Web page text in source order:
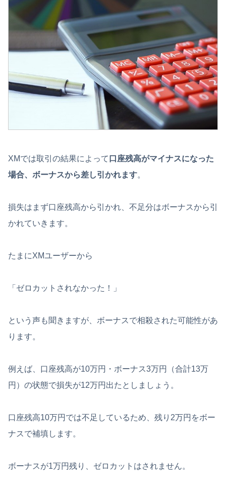
XMでは取引の結果によって 口座残高がマイナスになった
場合、ボーナスから差し引かれます。
損失はまず口座残高から引かれ、不足分はボーナスから引
かれていきます。
たまにXMユーザーから
「ゼロカットされなかった！」
という声も聞きますが、ボーナスで相殺された可能性があ
ります。
例えば、口座残高が10万円・ボーナス3万円（合計13万
円）の状態で損失が12万円出たとしましょう。
口座残高10万円では不足しているため、残り2万円をボー
ナスで補填します。
ボーナスが1万円残り、ゼロカットはされません。